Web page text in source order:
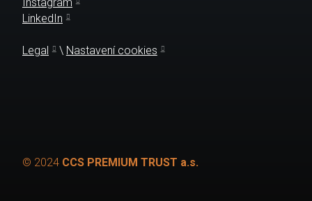
LinkedIn
Legal \ Nastavení cookies
© 2024 CCS PREMIUM TRUST a.s.